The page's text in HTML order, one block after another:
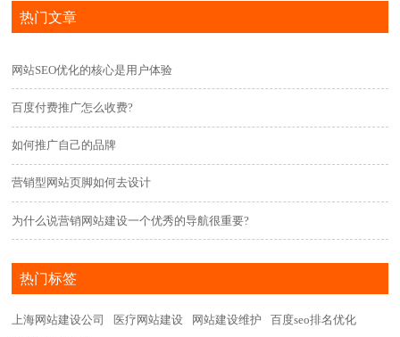
热门文章
网站SEO优化的核心是用户体验
百度付费推广怎么收费?
如何推广自己的品牌
营销型网站页脚如何去设计
为什么说营销网站建设一个优秀的导航很重要?
热门标签
上海网站建设公司 医疗网站建设 网站建设维护
百度seo排名优化